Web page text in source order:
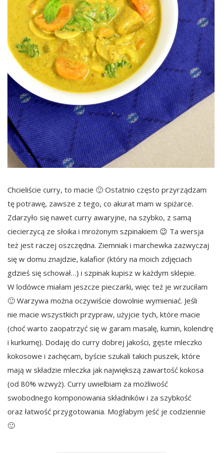
Chcieliście curry, to macie 🙂 Ostatnio często przyrządzam
tę potrawę, zawsze z tego, co akurat mam w spiżarce.
Zdarzyło się nawet curry awaryjne, na szybko, z samą
ciecierzycą ze słoika i mrożonym szpinakiem 😉 Ta wersja
też jest raczej oszczędna. Ziemniak i marchewka zazwyczaj
się w domu znajdzie, kalafior (który na moich zdjęciach
gdzieś się schował…) i szpinak kupisz w każdym sklepie.
W lodówce miałam jeszcze pieczarki, więc też je wrzuciłam
🙂 Warzywa można oczywiście dowolnie wymieniać. Jeśli
nie macie wszystkich przypraw, użyjcie tych, które macie
(choć warto zaopatrzyć się w garam masalę, kumin, kolendrę
i kurkumę). Dodaję do curry dobrej jakości, gęste mleczko
kokosowe i zachęcam, byście szukali takich puszek, które
mają w składzie mleczka jak największą zawartość kokosa
(od 80% wzwyż). Curry uwielbiam za możliwość
swobodnego komponowania składników i za szybkość
oraz łatwość przygotowania. Mogłabym jeść je codziennie
🙂